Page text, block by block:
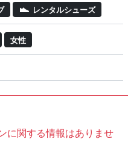
レンタルシューズ
女性
に関する情報はありませ